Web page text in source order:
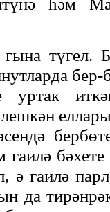
түгел.
бер-
уртак
ә гаилә
да